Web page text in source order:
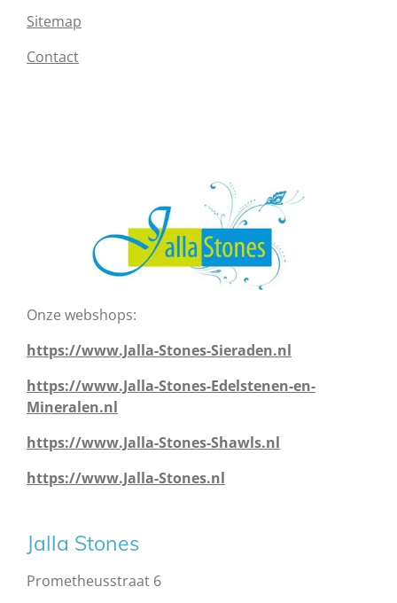
Sitemap
Contact
Onze webshops:
https://www.Jalla-Stones-Sieraden.nl
https://www.Jalla-Stones-Edelstenen-en-
Mineralen.nl
https://www.Jalla-Stones-Shawls.nl
https://www.Jalla-Stones.nl
Jalla Stones
Prometheusstraat 6